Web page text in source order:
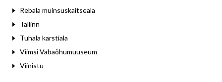
Rebala muinsuskaitseala
Tallinn
Tuhala karstiala
Viimsi Vabaõhumuuseum
Viinistu